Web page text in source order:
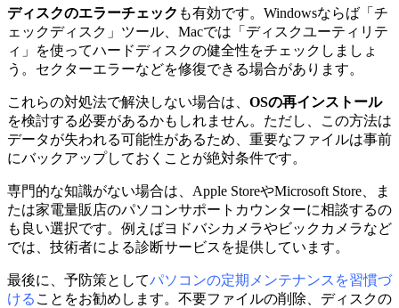
ディスクのエラーチェック も有効です。Windowsならば「チ
ェックディスク」ツール、Macでは「ディスクユーティリテ
ィ」を使ってハードディスクの健全性をチェックしましょ
う。セクターエラーなどを修復できる場合があります。
これらの対処法で解決しない場合は、 OSの再インストール
を検討する必要があるかもしれません。ただし、この方法は
データが失われる可能性があるため、重要なファイルは事前
にバックアップしておくことが絶対条件です。
専門的な知識がない場合は、Apple StoreやMicrosoft Store、ま
たは家電量販店のパソコンサポートカウンターに相談するの
も良い選択です。例えばヨドバシカメラやビックカメラなど
では、技術者による診断サービスを提供しています。
最後に、予防策としてパソコンの定期メンテナンスを習慣づ
ける ことをお勧めします。不要ファイルの削除、ディスクの